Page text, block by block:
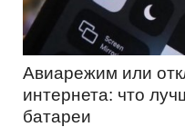
Авиарежим или
интернета: что
батареи